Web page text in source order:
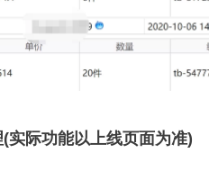
实际功能以上线页面为准)